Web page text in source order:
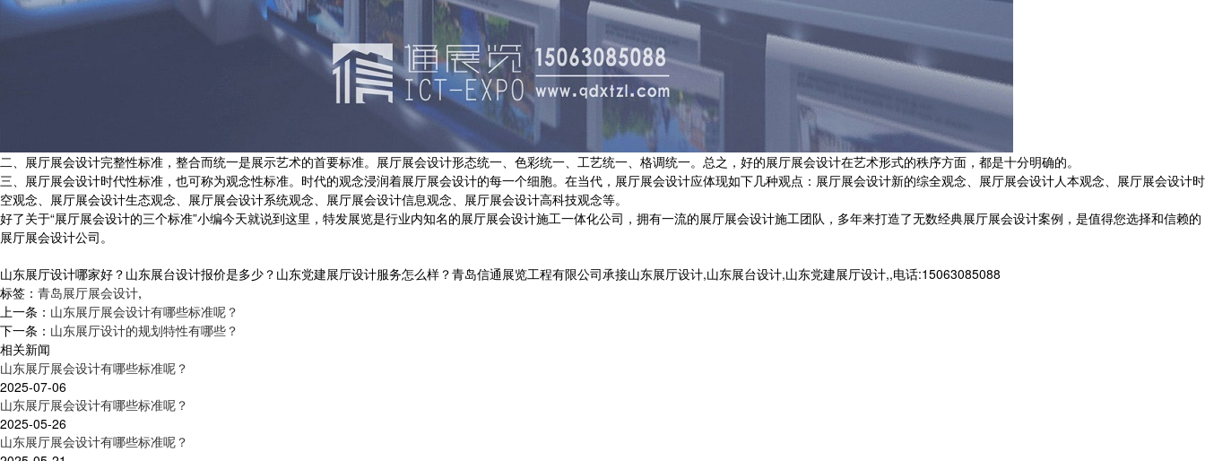
二、展厅展会设计完整性标准，整合而统一是展示艺术的首要标准。展厅展会设计形态统一、色彩统一、工艺统一、格调统一。总之，好的展厅展会设计在艺术形式的秩序方面，都是十分明确的。
三、展厅展会设计时代性标准，也可称为观念性标准。时代的观念浸润着展厅展会设计的每一个细胞。在当代，展厅展会设计应体现如下几种观点：展厅展会设计新的综全观念、展厅展会设计人本观念、展厅展会设计时
空观念、展厅展会设计生态观念、展厅展会设计系统观念、展厅展会设计信息观念、展厅展会设计高科技观念等。
好了关于“展厅展会设计的三个标准”小编今天就说到这里，特发展览是行业内知名的展厅展会设计施工一体化公司，拥有一流的展厅展会设计施工团队，多年来打造了无数经典展厅展会设计案例，是值得您选择和信赖的
展厅展会设计公司。
山东展厅设计哪家好？山东展台设计报价是多少？山东党建展厅设计服务怎么样？青岛信通展览工程有限公司承接山东展厅设计,山东展台设计,山东党建展厅设计,,电话:15063085088
标签： 青岛展厅展会设计,
上一条： 山东展厅展会设计有哪些标准呢？
下一条： 山东展厅设计的规划特性有哪些？
相关新闻
山东展厅展会设计有哪些标准呢？
2025-07-06
山东展厅展会设计有哪些标准呢？
2025-05-26
山东展厅展会设计有哪些标准呢？